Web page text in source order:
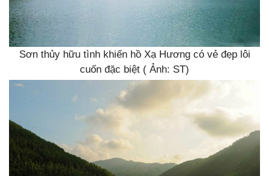
Sơn thủy hữu tình khiến hồ Xạ Hương có vẻ đẹp lôi
cuốn đặc biệt ( Ảnh: ST)